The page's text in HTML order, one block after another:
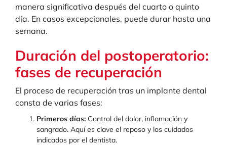
manera significativa después del cuarto o quinto
día. En casos excepcionales, puede durar hasta una
semana.
Duración del postoperatorio:
fases de recuperación
El proceso de recuperación tras un implante dental
consta de varias fases:
Primeros días: Control del dolor, inflamación y
sangrado. Aquí es clave el reposo y los cuidados
indicados por el dentista.